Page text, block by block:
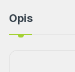
Opis